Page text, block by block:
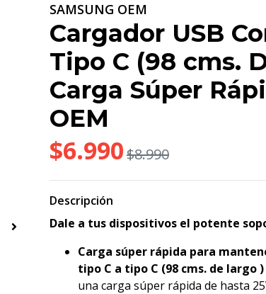
SAMSUNG OEM
Cargador USB
Tipo C (98 cms.
Carga Súper
OEM
$6.990$8.990
Descripción
Dale a tus dispositivos el potente
Carga súper rápida para
tipo C a tipo C (98 cms. de largo
una carga súper rápida de hasta